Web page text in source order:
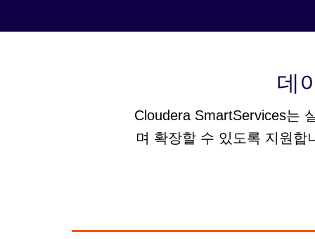
데
Cloudera SmartServices는
며 확장할 수 있도록 지원